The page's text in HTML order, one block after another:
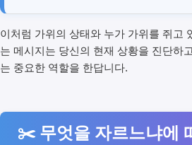
이처럼 가위의 상태와 누가 가위를 쥐고
는 메시지는 당신의 현재 상황을 진단하
는 중요한 역할을 한답니다.
✂️ 무엇을 자르느냐에